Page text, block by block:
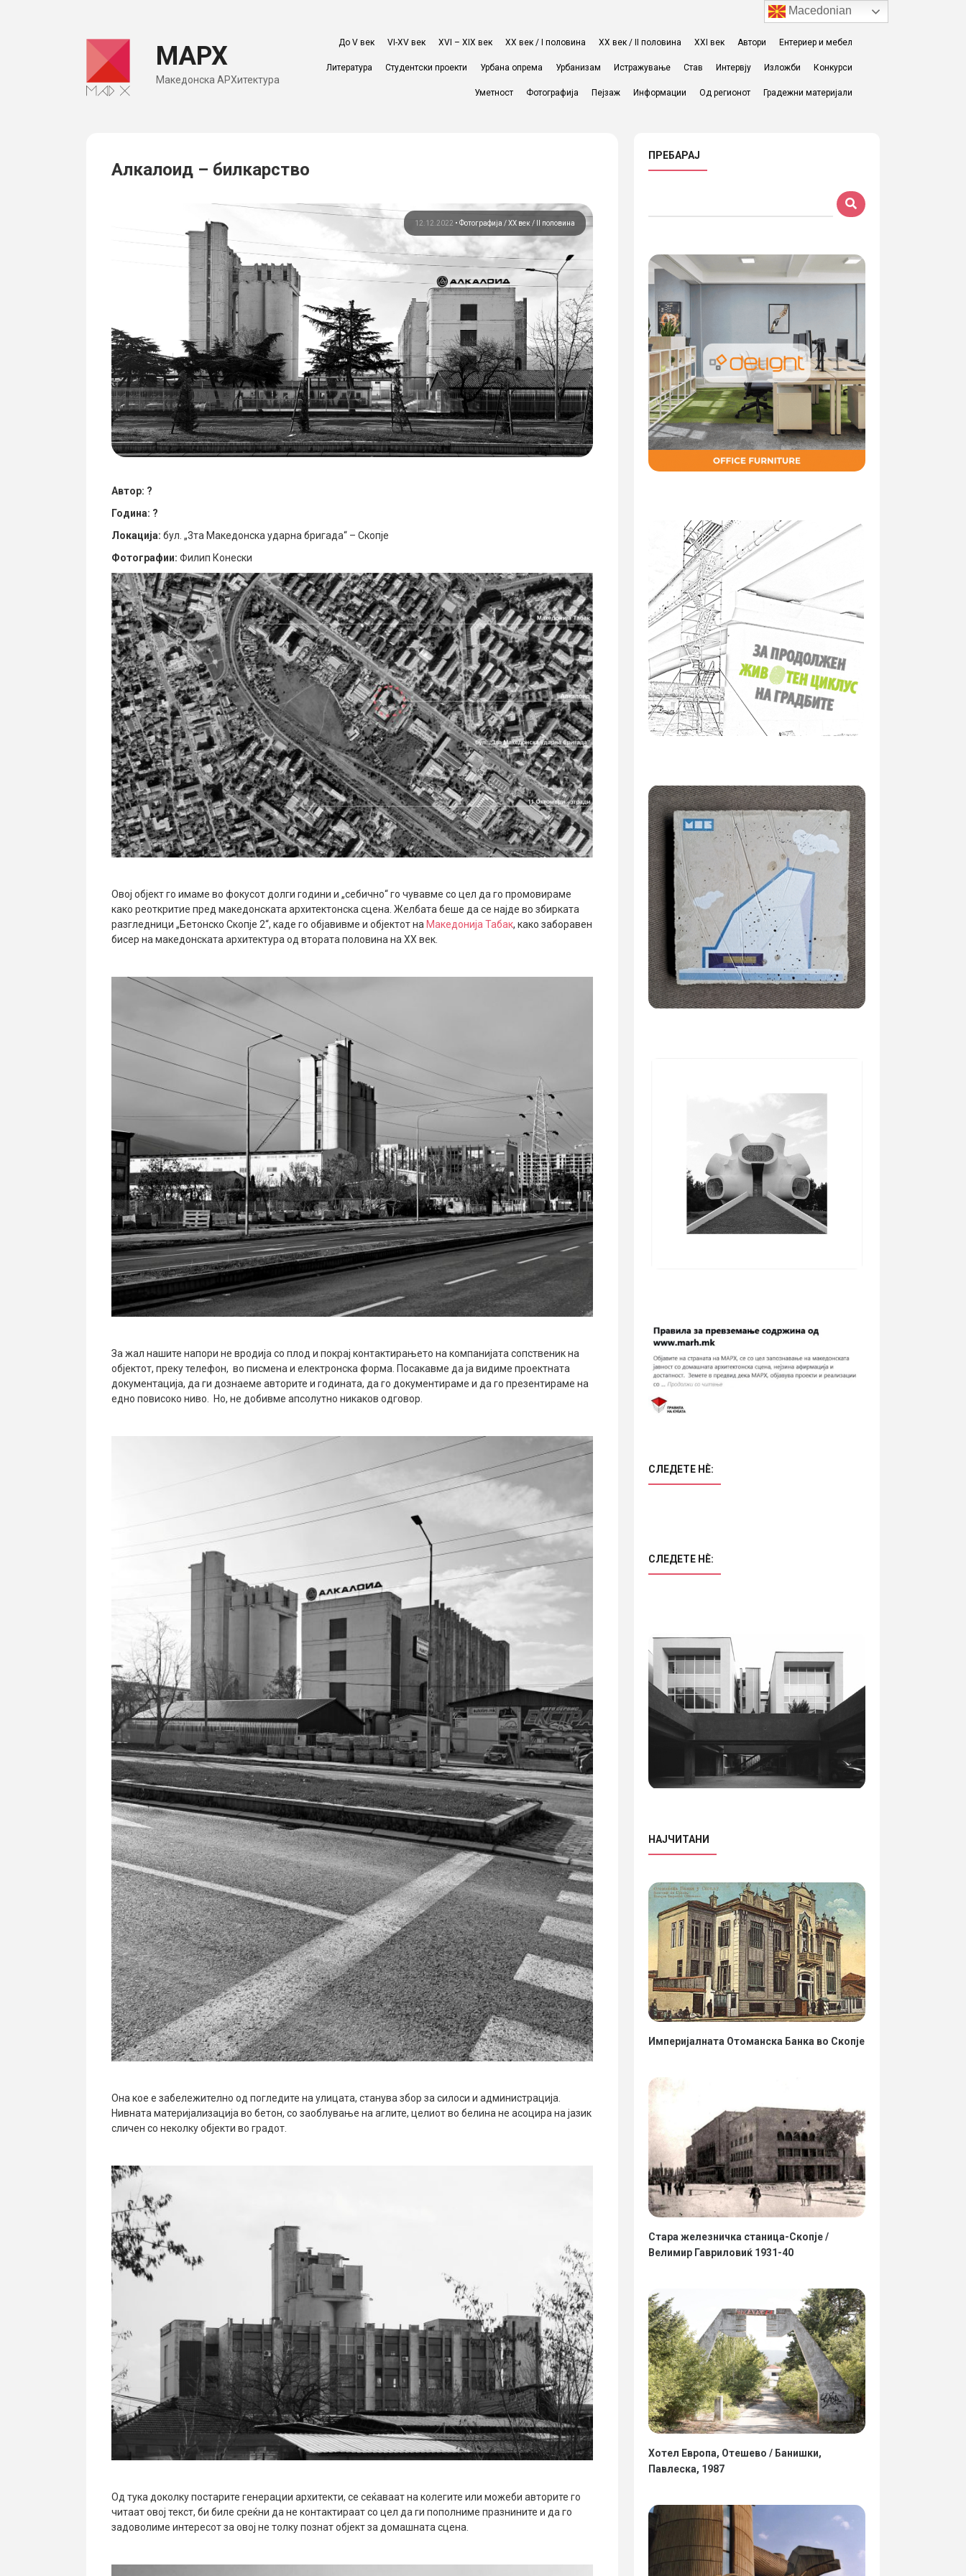
МАРХ
Македонска АРХитектура
До V век VI-XV век XVI – XIX век ХХ век / I половина ХХ век / II половина XXI век Автори Ентериер и мебел
Литература Студентски проекти Урбана опрема Урбанизам Истражување Став Интервју Изложби Конкурси
Уметност Фотографија Пејзаж Информации Од регионот Градежни материјали
Алкалоид – билкарство
12.12.2022 • Фотографија ХХ век / II половина
Автор: ?
Година: ?
Локација: бул. „3та Македонска ударна бригада“ – Скопје
Фотографии: Филип Конески
Овој објект го имаме во фокусот долги години и „себично“ го чувавме со цел да го промовираме
како реоткритие пред македонската архитектонска сцена. Желбата беше да се најде во збирката
разгледници „Бетонско Скопје 2“, каде го објавивме и објектот на Македонија Табак, како заборавен
бисер на македонската архитектура од втората половина на XX век.
За жал нашите напори не вродија со плод и покрај контактирањето на компанијата сопственик на
објектот, преку телефон, во писмена и електронска форма. Посакавме да ја видиме проектната
документација, да ги дознаеме авторите и годината, да го документираме и да го презентираме на
едно повисоко ниво. Но, не добивме апсолутно никаков одговор.
Она кое е забележително од погледите на улицата, станува збор за силоси и администрација.
Нивната материјализација во бетон, со заоблување на аглите, целиот во белина не асоцира на јазик
сличен со неколку објекти во градот.
Од тука доколку постарите генерации архитекти, се сеќаваат на колегите или можеби авторите го
читаат овој текст, би биле среќни да не контактираат со цел да ги пополниме празнините и да го
задоволиме интересот за овој не толку познат објект за домашната сцена.
ПРЕБАРАЈ
СЛЕДЕТЕ НÈ:
СЛЕДЕТЕ НÈ:
НАЈЧИТАНИ
Империјалната Отоманска Банка во Скопје
Стара железничка станица-Скопје /
Велимир Гавриловиќ 1931-40
Хотел Европа, Отешево / Банишки,
Павлеска, 1987
Macedonian